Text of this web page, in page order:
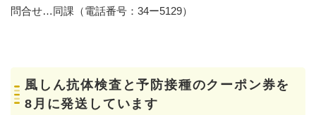
問合せ…同課（電話番号：34ー5129）
風しん抗体検査と予防接種のクーポン券を
8月に発送しています